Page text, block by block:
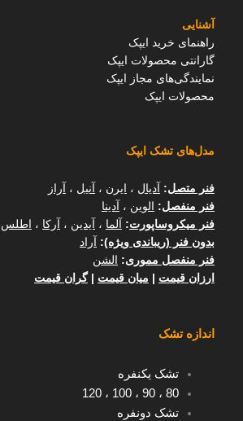
آشنایی
راهنمای خرید ایپک
گارانتی محصولات ایپک
نمایندگی‌های مجاز ایپک
محصولات ایپک
مدل‌های تشک ایپک
فنر متصل: آدیال ، ایرن ، آنیل ،
آراز
فنر منفصل: الوین ، آدینا
فنر میکروساپورت: آلما ، آیدین ، آرکا ، اطلس
بدون فنر (ریباندی ویژه):
آراد
فنر منفصل مموری:
الشن
ارزان قیمت
میان قیمت |گران قیمت
اندازه تشک
تشک یکنفره
80، 90، 100 ، 120
تشک دونفره